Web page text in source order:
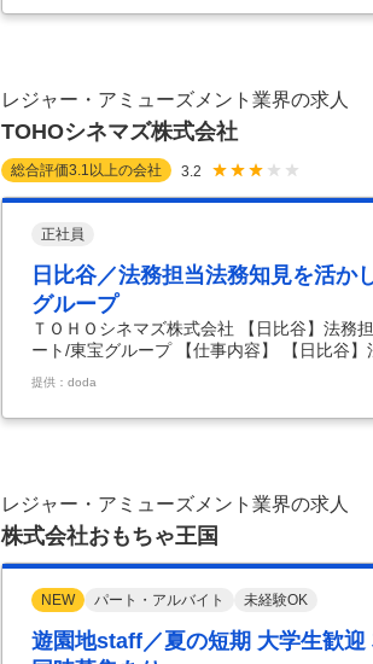
の皆様に「プロ野球」を楽しんでいただく
ーツエンターテインメントを通じた新たな
レジャー・アミューズメント業界の求人
TOHOシネマズ株式会社
総合評価3.1 以上の会社 3.2
正社員
日比谷／法務担当法務知見を活か
グループ
ＴＯＨＯシネマズ株式会社 【日比谷】法務
ート/東宝グループ 【仕事内容】 【日比谷
をサポート/東宝グループ 【具体的な仕事
様が訪れる「映画館」という特別な空間の
映画館で生じるリアルな課題に寄り添い、
取り組みプロジェクトへの関りもあります
提供：doda
レジャー・アミューズメント業界の求人
株式会社おもちゃ王国
NEW パート・アルバイト 未経験OK
遊園地staff／夏の短期 大学生歓